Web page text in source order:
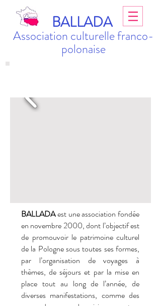
BALLADA
Association culturelle franco-
polonaise
BALLADAest une association fondée
en novembre 2000, dont l’objectif est
de promouvoir le patrimoine culturel
de la Pologne sous toutes ses formes,
par l’organisation de voyages à
thèmes, de séjours et par la mise en
place tout au long de l’année, de
diverses manifestations, comme des